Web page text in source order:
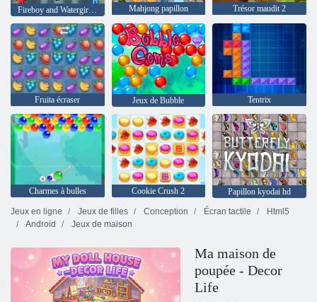
Mahjong papillon Trésor maudit 2
Fruita écraser Jeux de Bubble Tentrix
Charmes à bulles Cookie Crush 2
Papillon kyodai hd
Jeux en ligne
Jeux de filles Conception Écran tactile
Html5
Android
Jeux de maison
Ma maison de
poupée - Decor
Life